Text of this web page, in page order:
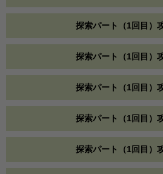
探索パート（1回目）
探索パート（1回目）
探索パート（1回目）
探索パート（1回目）
探索パート（1回目）